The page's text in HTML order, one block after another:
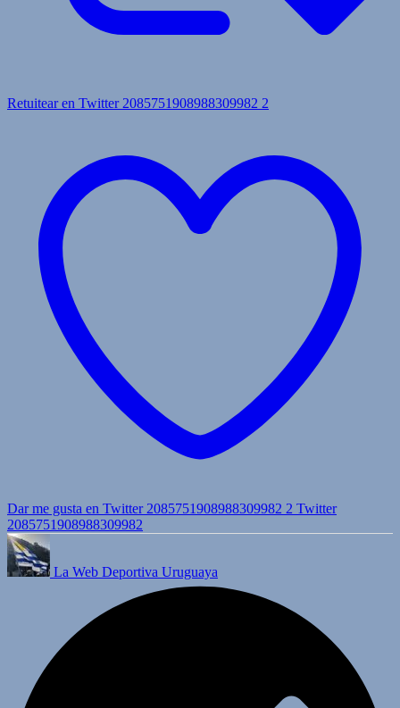
Retuitear en Twitter 2085751908988309982 2
Dar me gusta en Twitter 2085751908988309982 2 Twitter
2085751908988309982
La Web Deportiva Uruguaya